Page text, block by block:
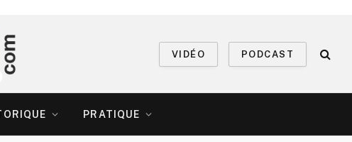
VIDÉO PODCAST
PRATIQUE